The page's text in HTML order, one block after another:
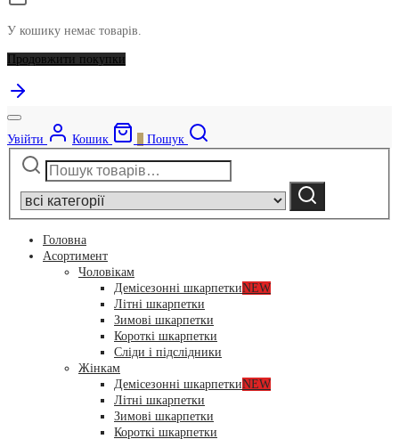
У кошику немає товарів.
Продовжити покупки
Увійти Кошик
Пошук
Шукати:
category:
Шукати
Головна
Асортимент
Чоловікам
Демісезонні шкарпеткиNEW
Літні шкарпетки
Зимові шкарпетки
Короткі шкарпетки
Сліди і підслідники
Жінкам
Демісезонні шкарпеткиNEW
Літні шкарпетки
Зимові шкарпетки
Короткі шкарпетки